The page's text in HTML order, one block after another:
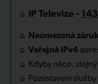
IP Televize -
Neomezená
Veřejná IPv4
Kdyby něco,
Pozastavení